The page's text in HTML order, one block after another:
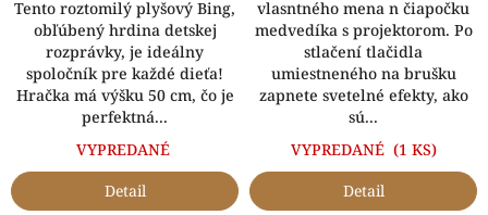
Tento roztomilý plyšový Bing,
obľúbený hrdina detskej
rozprávky, je ideálny
spoločník pre každé dieťa!
Hračka má výšku 50 cm, čo je
perfektná...
VYPREDANÉ
Detail
vlasntného mena n čiapočku
medvedíka s projektorom. Po
stlačení tlačidla
umiestneného na brušku
zapnete svetelné efekty, ako
sú...
VYPREDANÉ (1 KS)
Detail